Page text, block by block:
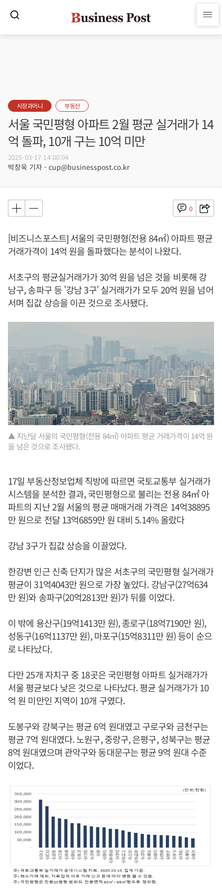
시장과머니 부동산
서울 국민평형 아파트 2월 평균 실거래가 14
억 돌파, 10개 구는 10억 미만
2025-03-17 14:00:04
박창욱 기자 - cup@businesspost.co.kr
0
[비즈니스포스트] 서울의 국민평형(전용 84㎡) 아파트 평균
거래가격이 14억 원을 돌파했다는 분석이 나왔다.
서초구의 평균실거래가가 30억 원을 넘은 것을 비롯해 강
남구, 송파구 등 '강남 3구' 실거래가가 모두 20억 원을 넘어
서며 집값 상승을 이끈 것으로 조사됐다.
▲ 지난달 서울의 국민평형(전용 84㎡) 아파트 평균 거래가격이 14억 원
을 넘은 것으로 조사됐다.
17일 부동산정보업체 직방에 따르면 국토교통부 실거래가
시스템을 분석한 결과, 국민평형으로 불리는 전용 84㎡ 아
파트의 지난 2월 서울의 평균 매매거래 가격은 14억38895
만 원으로 전달 13억6859만 원 대비 5.14% 올랐다
강남 3구가 집값 상승을 이끌었다.
한강변 인근 신축 단지가 많은 서초구의 국민평형 실거래가
평균이 31억4043만 원으로 가장 높았다. 강남구(27억634
만 원)와 송파구(20억2813만 원)가 뒤를 이었다.
이 밖에 용산구(19억1413만 원), 종로구(18억7190만 원),
성동구(16억1137만 원), 마포구(15억8311만 원) 등이 순으
로 나타났다.
다만 25개 자치구 중 18곳은 국민평형 아파트 실거래가가
서울 평균보다 낮은 것으로 나타났다. 평균 실거래가가 10
억 원 미만인 지역이 10개 구였다.
도봉구와 강북구는 평균 6억 원대였고 구로구와 금천구는
평균 7억 원대였다. 노원구, 중랑구, 은평구, 성북구는 평균
8억 원대였으며 관악구와 동대문구는 평균 9억 원대 수준
이었다.